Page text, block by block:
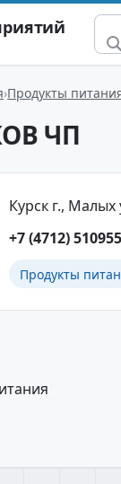
Продукты
ЧП
Курск г., Малых
+7 (4712) 510955
Продукты